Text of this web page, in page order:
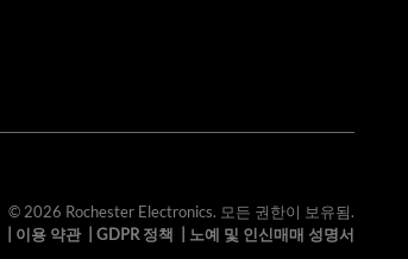
© 2026 Rochester Electronics. 모든 권한이 보유됨.
이용 약관| GDPR 정책 노예 및 인신매매 성명서